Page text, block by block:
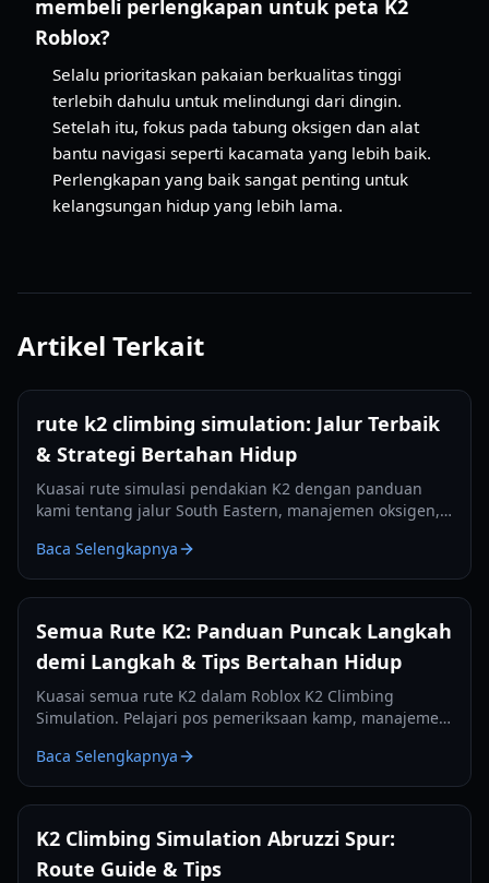
membeli perlengkapan untuk peta K2
Roblox?
Selalu prioritaskan pakaian berkualitas tinggi
terlebih dahulu untuk melindungi dari dingin.
Setelah itu, fokus pada tabung oksigen dan alat
bantu navigasi seperti kacamata yang lebih baik.
Perlengkapan yang baik sangat penting untuk
kelangsungan hidup yang lebih lama.
Artikel Terkait
rute k2 climbing simulation: Jalur Terbaik
& Strategi Bertahan Hidup
Kuasai rute simulasi pendakian K2 dengan panduan
kami tentang jalur South Eastern, manajemen oksigen,
Baca Selengkapnya
Semua Rute K2: Panduan Puncak Langkah
demi Langkah & Tips Bertahan Hidup
Kuasai semua rute K2 dalam Roblox K2 Climbing
Simulation. Pelajari pos pemeriksaan kamp, manajemen
Baca Selengkapnya
K2 Climbing Simulation Abruzzi Spur:
Route Guide & Tips